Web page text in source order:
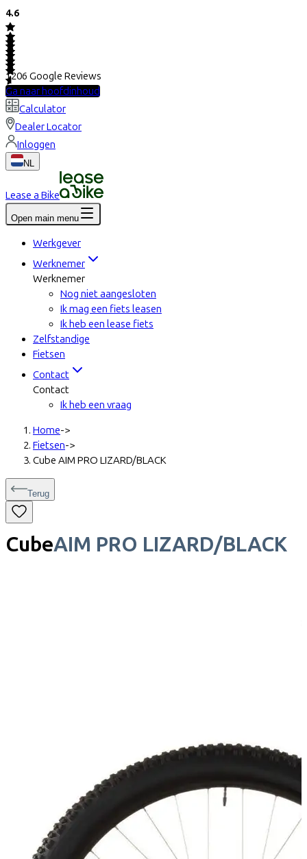
4.6
1206 Google Reviews
Ga naar hoofdinhoud
Calculator
Dealer Locator
Inloggen
NL
Lease a Bike
Open main menu
Werkgever
Werknemer
Werknemer
Nog niet aangesloten
Ik mag een fiets leasen
Ik heb een lease fiets
Zelfstandige
Fietsen
Contact
Contact
Ik heb een vraag
Home->
Fietsen->
Cube AIM PRO LIZARD/BLACK
Terug
CubeAIM PRO LIZARD/BLACK